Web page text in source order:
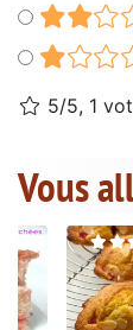
5/5, 1
Vous